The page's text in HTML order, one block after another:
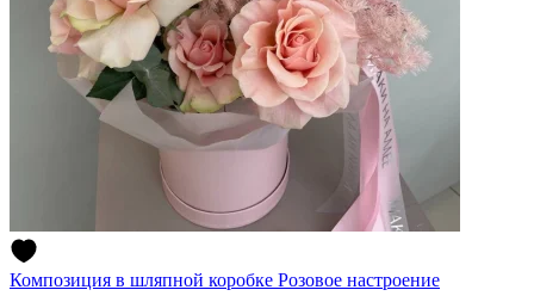
Композиция в шляпной коробке Розовое настроение